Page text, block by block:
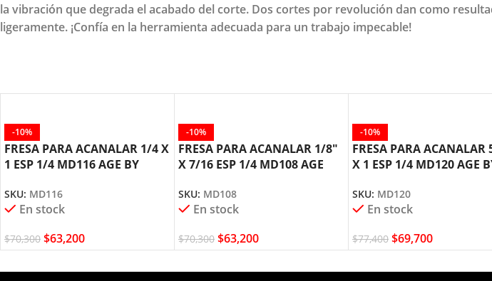
la vibración que degrada el acabado del corte. Dos cortes por revolución dan como
ligeramente. ¡Confía en la herramienta adecuada para un trabajo impecable!
-10%
FRESA PARA ACANALAR 1/4 X
1 ESP 1/4 MD116 AGE BY
SKU: MD116
En stock
$70,300 $63,200
-10%
FRESA PARA ACANALAR 1/8″
X 7/16 ESP 1/4 MD108 AGE
SKU: MD108
En stock
$70,300 $63,200
-10%
FRESA PARA ACANALAR
X 1 ESP 1/4 MD120 AGE
SKU: MD120
En stock
$77,400 $69,700